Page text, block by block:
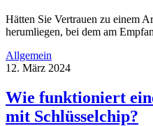
Hätten Sie Vertrauen zu einem
herumliegen, bei dem am
Allgemein
12. März 2024
Wie funktioniert
mit Schlüsselchip?